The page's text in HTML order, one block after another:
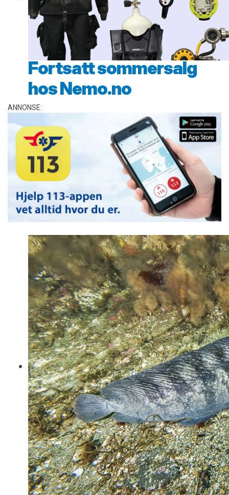
Fortsatt sommersalg
hos Nemo.no
ANNONSE: